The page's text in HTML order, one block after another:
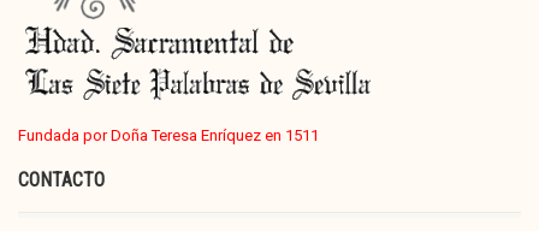
Fundada por Doña Teresa Enríquez en 1511
CONTACTO